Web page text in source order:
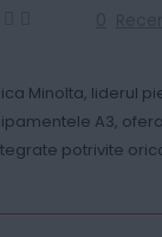
Minolta, liderul
A3,
potrivite